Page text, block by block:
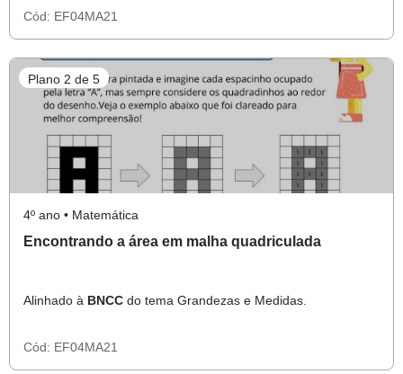
Cód: EF04MA21
Plano 2 de 5
4º ano • Matemática
Encontrando a área em malha quadriculada
Alinhado à BNCC do tema Grandezas e Medidas.
Cód: EF04MA21